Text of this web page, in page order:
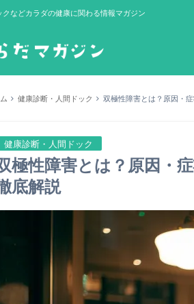
クなどカラダの健康に関わる情報マガジン
健康診断・人間ドック 双極性障害とは？原因・
健康診断・人間ドック
極性障害とは？原因・
底解説